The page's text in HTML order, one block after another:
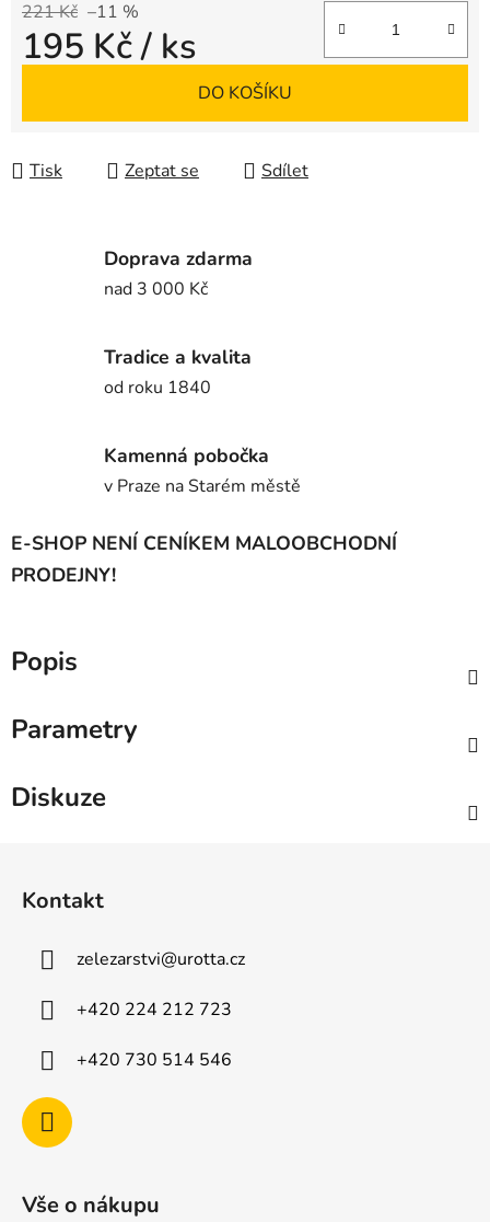
221 Kč –11 %
195 Kč/ ks
DO KOŠÍKU
Tisk Zeptat se Sdílet
Doprava zdarma
nad 3 000 Kč
Tradice a kvalita
od roku 1840
Kamenná pobočka
v Praze na Starém městě
E-SHOP NENÍ CENÍKEM MALOOBCHODNÍ
PRODEJNY!
Popis
Parametry
Diskuze
Kontakt
zelezarstvi@urotta.cz
+420 224 212 723
+420 730 514 546
Vše o nákupu